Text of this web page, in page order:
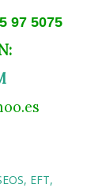
97 5075
EFT